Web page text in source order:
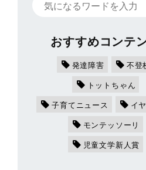
おすすめコンテ
発達障害
不登
トットちゃん
子育てニュース
イ
モンテッソーリ
児童文学新人賞